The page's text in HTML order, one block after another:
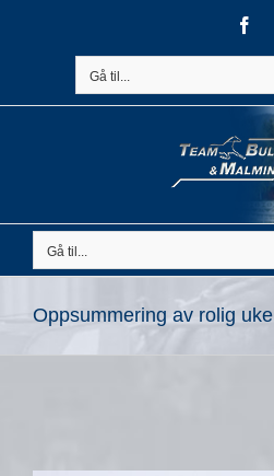
Gå til...
Gå til...
Oppsummering av rolig uke